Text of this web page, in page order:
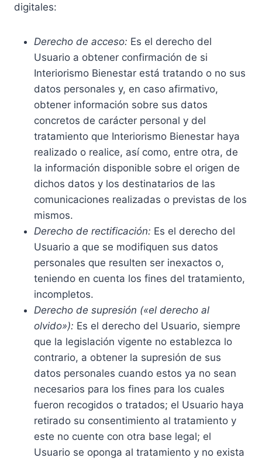
digitales:
Derecho de acceso: Es el derecho del
Usuario a obtener confirmación de si
Interiorismo Bienestar está tratando o no sus
datos personales y, en caso afirmativo,
obtener información sobre sus datos
concretos de carácter personal y del
tratamiento que Interiorismo Bienestar haya
realizado o realice, así como, entre otra, de
la información disponible sobre el origen de
dichos datos y los destinatarios de las
comunicaciones realizadas o previstas de los
mismos.
Derecho de rectificación: Es el derecho del
Usuario a que se modifiquen sus datos
personales que resulten ser inexactos o,
teniendo en cuenta los fines del tratamiento,
incompletos.
Derecho de supresión («el derecho al
olvido»): Es el derecho del Usuario, siempre
que la legislación vigente no establezca lo
contrario, a obtener la supresión de sus
datos personales cuando estos ya no sean
necesarios para los fines para los cuales
fueron recogidos o tratados; el Usuario haya
retirado su consentimiento al tratamiento y
este no cuente con otra base legal; el
Usuario se oponga al tratamiento y no exista